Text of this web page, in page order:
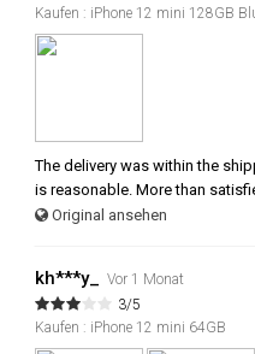
Kaufen : iPhone 12 mini 128GB
The delivery was within the
is reasonable. More than
Original ansehen
kh***y_ Vor 1 Monat
3/5
Kaufen : iPhone 12 mini 64GB